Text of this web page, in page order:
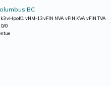
BC
vHpoK1 vNM-13 vFIN NVA vFIN KVA vFIN TVA
0/0